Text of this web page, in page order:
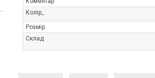
Колір_
Розмір
Склад